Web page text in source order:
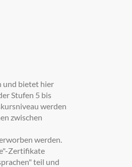
und bietet hier
Stufen 5 bis
werden
zwischen
werden.
Zertifikate
teil und